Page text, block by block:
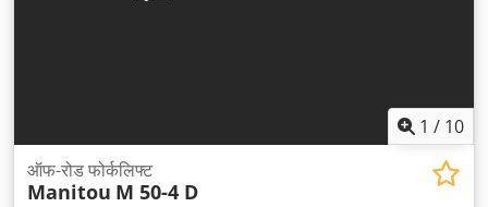
1 / 10
ऑफ-रोड फोर्कलिफ्ट
Manitou M 50-4 D